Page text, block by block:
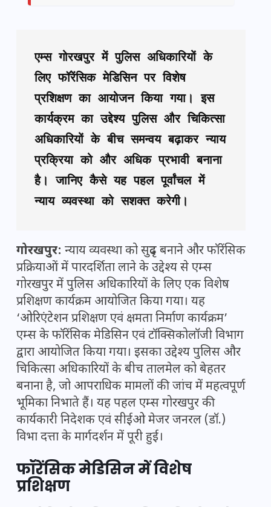
एम्स गोरखपुर में पुलिस अधिकारियों के
लिए फॉरेंसिक मेडिसिन पर विशेष
प्रशिक्षण का आयोजन किया गया। इस
कार्यक्रम का उद्देश्य पुलिस और चिकित्सा
अधिकारियों के बीच समन्वय बढ़ाकर न्याय
प्रक्रिया को और अधिक प्रभावी बनाना
है। जानिए कैसे यह पहल पूर्वांचल में
न्याय व्यवस्था को सशक्त करेगी।
गोरखपुर: न्याय व्यवस्था को सुदृढ़ बनाने और फॉरेंसिक
प्रक्रियाओं में पारदर्शिता लाने के उद्देश्य से एम्स
गोरखपुर में पुलिस अधिकारियों के लिए एक विशेष
प्रशिक्षण कार्यक्रम आयोजित किया गया। यह
‘ओरिएंटेशन प्रशिक्षण एवं क्षमता निर्माण कार्यक्रम’
एम्स के फॉरेंसिक मेडिसिन एवं टॉक्सिकोलॉजी विभाग
द्वारा आयोजित किया गया। इसका उद्देश्य पुलिस और
चिकित्सा अधिकारियों के बीच तालमेल को बेहतर
बनाना है, जो आपराधिक मामलों की जांच में महत्वपूर्ण
भूमिका निभाते हैं। यह पहल एम्स गोरखपुर की
कार्यकारी निदेशक एवं सीईओ मेजर जनरल (डॉ.)
विभा दत्ता के मार्गदर्शन में पूरी हुई।
फॉरेंसिक मेडिसिन में विशेष
प्रशिक्षण